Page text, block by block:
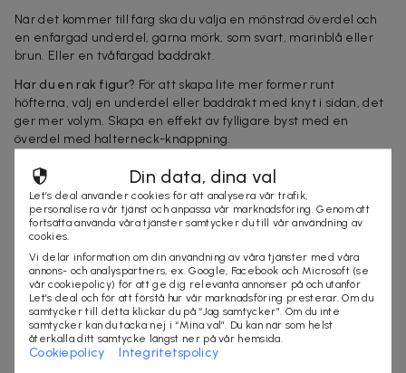
När det kommer till färg ska du välja en mönstrad överdel och
en enfärgad underdel, gärna mörk, som svart, marinblå eller
brun. Eller en tvåfärgad baddräkt.
Har du en rak figur? För att skapa lite mer former runt
höfterna, välj en underdel eller baddräkt med knyt i sidan, det
ger mer volym. Skapa en effekt av fylligare byst med en
överdel med halterneck-knäppning.
Satsa på en underdel med lite högre midja för att ge din kropp
en effekt av mer former.
Har du en kurvig figur?Här gäller det att hitta en balans
mellan underdel och överdel. En viktig sak att tänka på är att
skapa en markerad midja.
Välj gärna en v-ringad överdel samt en bikini eller baddräkt i
samma färg.
Om du är mindre i storlek , välj gärna en axelbandslös BH med
en stadig kupa.Om du har en större storlekså ska du välja en
stadig kupa med byglar och undvika knyt i sidorna.
Din data, dina val
Let’s deal använder cookies för att analysera vår trafik,
personalisera vår tjänst och anpassa vår marknadsföring. Genom att
fortsätta använda våra tjänster samtycker du till vår användning av
cookies.
Vi delar information om din användning av våra tjänster med våra
annons- och analyspartners, ex. Google, Facebook och Microsoft (se
vår cookiepolicy) för att ge dig relevanta annonser på och utanför
Let’s deal och för att förstå hur vår marknadsföring presterar. Om du
samtycker till detta klickar du på “Jag samtycker”. Om du inte
samtycker kan du tacka nej i “Mina val”. Du kan när som helst
återkalla ditt samtycke längst ner på vår hemsida.
Cookiepolicy Integritetspolicy